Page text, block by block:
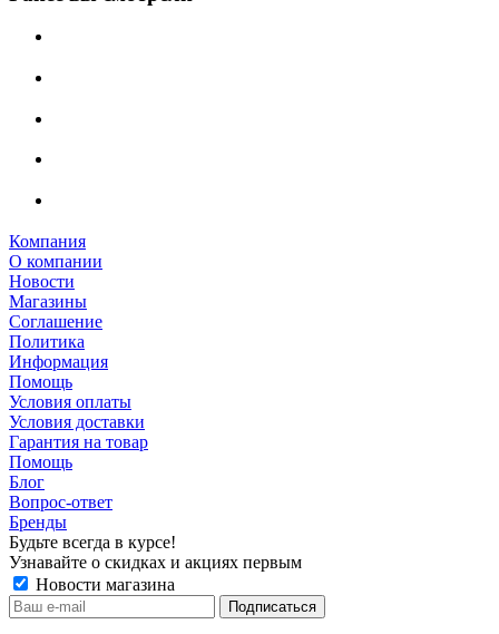
Компания
О компании
Новости
Магазины
Соглашение
Политика
Информация
Помощь
Условия оплаты
Условия доставки
Гарантия на товар
Помощь
Блог
Вопрос-ответ
Бренды
Будьте всегда в курсе!
Узнавайте о скидках и акциях первым
Новости магазина